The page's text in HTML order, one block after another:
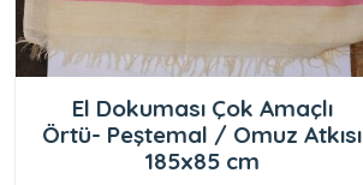
El Dokuması Çok Amaçlı
Örtü- Peştemal / Omuz Atkısı
185x85 cm